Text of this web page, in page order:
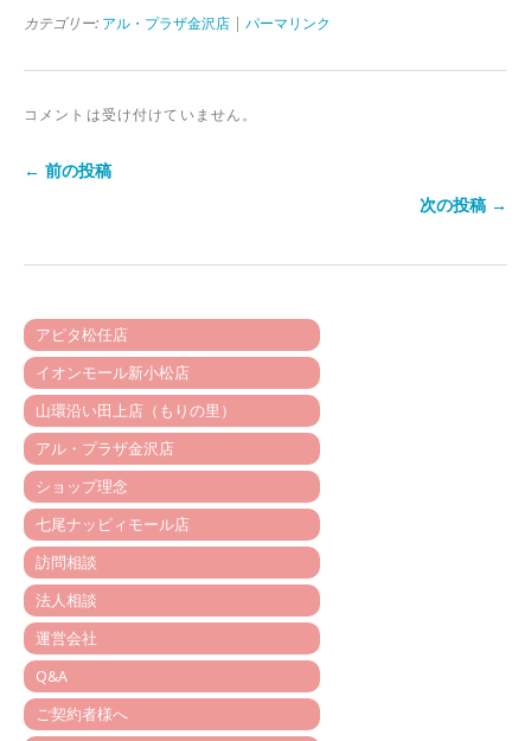
カテゴリー: アル・プラザ金沢店 パーマリンク
コメントは受け付けていません。
← 前の投稿
次の投稿 →
アピタ松任店
イオンモール新小松店
山環沿い田上店（もりの里）
アル・プラザ金沢店
ショップ理念
七尾ナッピィモール店
訪問相談
法人相談
運営会社
Q&A
ご契約者様へ